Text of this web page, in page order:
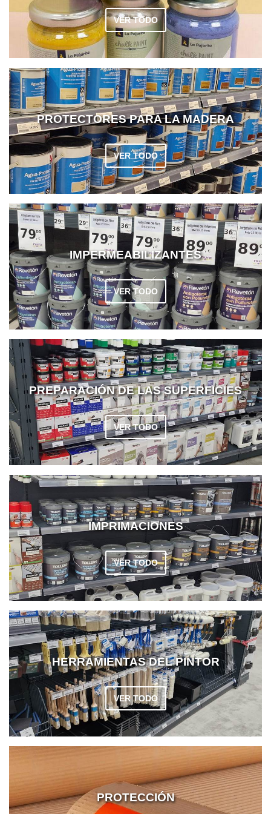
AISLANTES DE SUELO, PARED Y TECHO
COLGADORES
GUÍAS CAJÓN
BRIDAS
TORNILLERIA A GRANEL
VER TODO
PROTECTORES PARA LA MADERA
VER TODO
IMPERMEABILIZANTES
VER TODO
PREPARACIÓN DE LAS SUPERFICIES
VER TODO
IMPRIMACIONES
VER TODO
HERRAMIENTAS DEL PINTOR
VER TODO
PROTECCIÓN